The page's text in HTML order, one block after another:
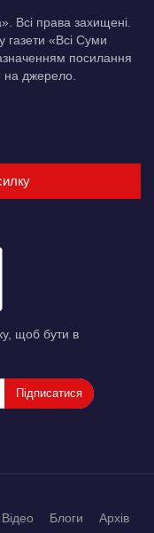
Всі права захищені.
газети «Всі Суми
посилання
на джерело.
щоб бути в
Підписатися
Відео Блоги Архів